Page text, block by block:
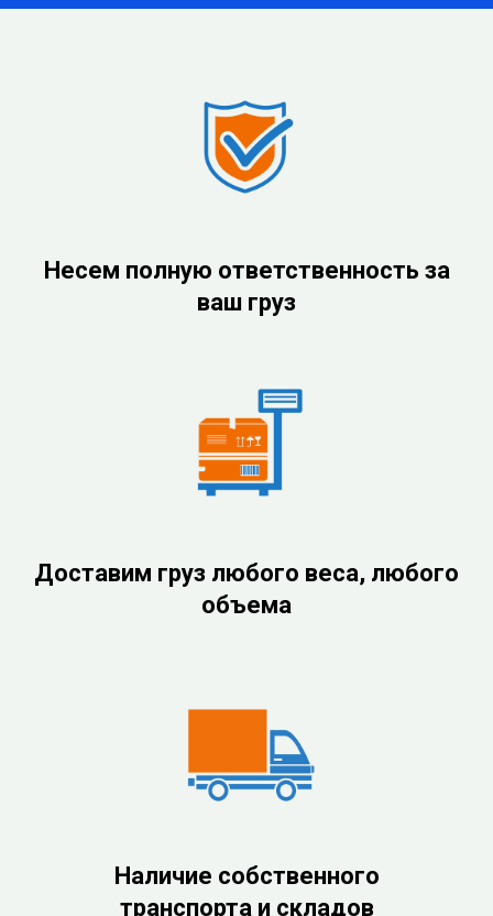
Несем полную ответственность за
ваш груз
Доставим груз любого веса, любого
объема
Наличие собственного
транспорта и складов